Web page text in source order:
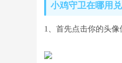
小鸡守卫在哪用
1、首先点击你的头像